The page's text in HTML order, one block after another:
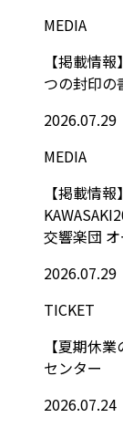
MEDIA
【掲載情
つの封印の
2026.07.29
MEDIA
【掲載情
交響楽団
2026.07.29
TICKET
【夏期休
センター
2026.07.24